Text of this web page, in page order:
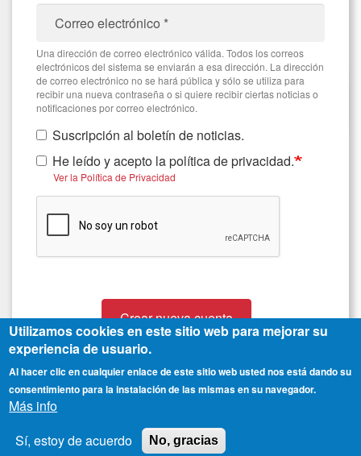
Una dirección de correo electrónico válida. Todos los correos
electrónicos del sistema se enviarán a esa dirección. La dirección
de correo electrónico no se hará pública y sólo se utiliza para
recibir una nueva contraseña o si quiere recibir ciertas noticias o
notificaciones por correo electrónico.
Suscripción al boletín de noticias.
He leído y acepto la política de privacidad.
Ver la Política de Privacidad
Crear nueva cuenta
Utilizamos cookies en este sitio web para mejorar su
experiencia de usuario.
Al hacer clic en cualquier enlace de este sitio web usted nos está dando su
consentimiento para la instalación de las mismas en su navegador.
Más info
Sí, estoy de acuerdo
No, gracias